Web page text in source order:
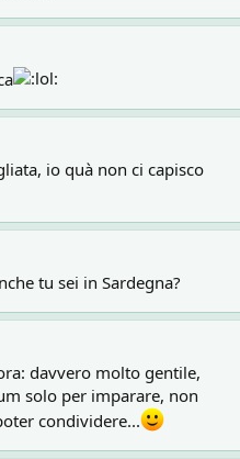
io quà non ci capisco
tu sei in Sardegna?
davvero molto gentile,
solo per imparare, non
condividere...